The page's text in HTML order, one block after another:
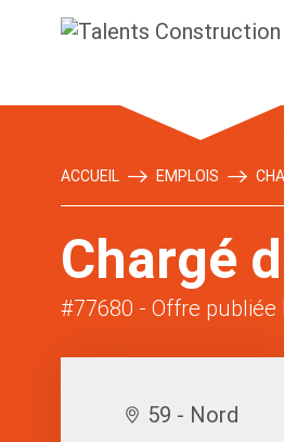
ACCUEIL EMPLOIS
Chargé
#77680 - Offre publiée
59 - Nord